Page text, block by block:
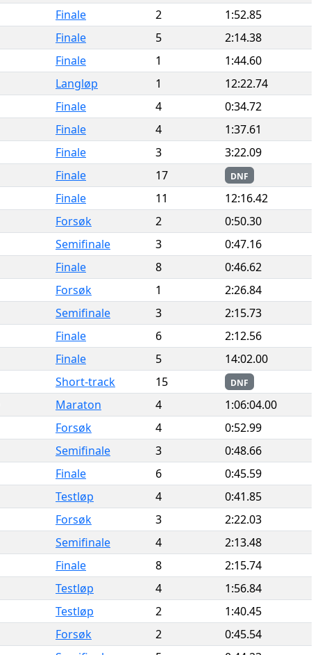
Finale 2
1:52.85
Finale 5
2:14.38
Finale 1
1:44.60
Langløp 1
12:22.74
Finale 4
0:34.72
Finale 4
1:37.61
Finale 3
3:22.09
Finale 17 DNF
Finale 11
12:16.42
Forsøk 2
0:50.30
Semifinale 3
0:47.16
Finale 8
0:46.62
Forsøk 1
2:26.84
Semifinale 3
2:15.73
Finale 6
2:12.56
Finale 5
14:02.00
Short-track 15 DNF
Maraton 4
1:06:04.00
Forsøk 4
0:52.99
Semifinale 3
0:48.66
Finale 6
0:45.59
Testløp 4
0:41.85
Forsøk 3
2:22.03
Semifinale 4
2:13.48
Finale 8
2:15.74
Testløp 4
1:56.84
Testløp 2
1:40.45
Forsøk 2
0:45.54